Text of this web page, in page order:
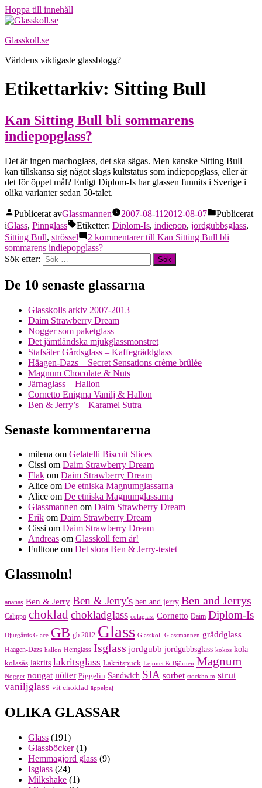
Hoppa till innehåll
Glasskoll.se
Världens viktigaste glassblogg?
Etikettarkiv: Sitting Bull
Kan Sitting Bull bli sommarens
indiepopglass?
Det är ingen machoglass, det ska sägas. Men kanske Sitting Bull
kan tillskansa sig något slags kultstatus som indiepopglass, eller är
det för öppet mål? Enligt Diplom-Is har glassen funnits i Sverige i
olika varianter sedan 50-talet.
Publicerat avGlassmannen 2007-08-11 2012-08-07
Publicerat
iGlass, Pinnglass Etiketter: Diplom-Is, indiepop, jordgubbsglass,
Sitting Bull, strössel 2 kommentarertill Kan Sitting Bull bli
sommarens indiepopglass?
Sök efter:
De 10 senaste glassarna
Glasskolls arkiv 2007-2013
Daim Strawberry Dream
Nogger som paketglass
Det jämtländska mjukglassmonstret
Stafsäter Gårdsglass – Kaffegräddglass
Häagen-Dazs – Secret Sensations crème brûlée
Magnum Chocolate & Nuts
Järnaglass – Hallon
Cornetto Enigma Vanilj & Hallon
Ben & Jerry’s – Karamel Sutra
Senaste kommentarerna
milena om Gelatelli Biscuit Slices
Cissi om Daim Strawberry Dream
Flak om Daim Strawberry Dream
Alice om De etniska Magnumglassarna
Alice om De etniska Magnumglassarna
Glassmannen om Daim Strawberry Dream
Erik om Daim Strawberry Dream
Cissi om Daim Strawberry Dream
Andreas om Glasskoll fem år!
Fulltone om Det stora Ben & Jerry-testet
Glassmoln!
ananas Ben & Jerry Ben & Jerry's ben and jerry Ben and Jerrys
Calippo choklad chokladglass colaglass Cornetto Daim Diplom-Is
Djurgårds Glace GB gb 2012 Glass Glasskoll Glassmannen gräddglass
Haagen-Dazs hallon Hemglass Isglass jordgubb jordgubbsglass kokos kola
kolasås lakrits lakritsglass Lakritspuck Lejonet & Björnen Magnum
Nogger nougat nötter Piggelin Sandwich SIA sorbet stockholm strut
vaniljglass vit choklad äppelpaj
OLIKA GLASSAR
Glass (191)
Glassböcker(1)
Hemmagjord glass (9)
Isglass (24)
Milkshake (1)